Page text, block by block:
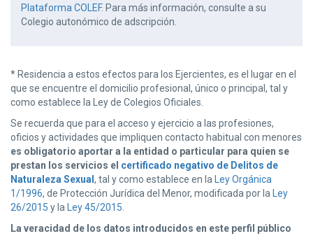
Plataforma COLEF. Para más información, consulte a su
Colegio autonómico de adscripción.
* Residencia a estos efectos para los Ejercientes, es el lugar en el
que se encuentre el domicilio profesional, único o principal, tal y
como establece la Ley de Colegios Oficiales.
Se recuerda que para el acceso y ejercicio a las profesiones,
oficios y actividades que impliquen contacto habitual con menores
es obligatorio aportar a la entidad o particular para quien se
prestan los servicios el certificado negativo de Delitos de
Naturaleza Sexual , tal y como establece en la
Ley Orgánica
1/1996, de Protección Jurídica del Menor, modificada por la
Ley
26/2015 y la Ley 45/2015
La veracidad de los datos introducidos en este perfil público